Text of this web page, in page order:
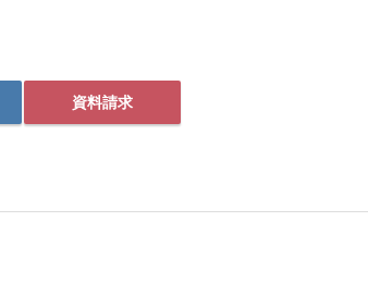
資料請求